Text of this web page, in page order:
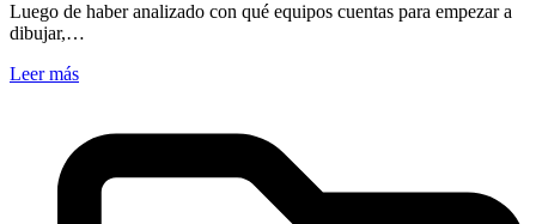
Luego de haber analizado con qué equipos cuentas para empezar a
dibujar,…
Leer más